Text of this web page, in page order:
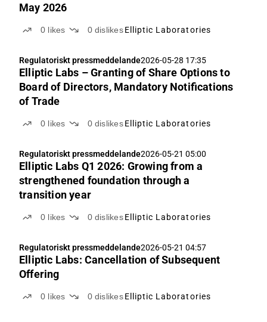
May 2026
0 likes 0 dislikes Elliptic Laboratories
Regulatoriskt pressmeddelande2026-05-28 17:35
Elliptic Labs – Granting of Share Options to
Board of Directors, Mandatory Notifications
of Trade
0 likes 0 dislikes Elliptic Laboratories
Regulatoriskt pressmeddelande2026-05-21 05:00
Elliptic Labs Q1 2026: Growing from a
strengthened foundation through a
transition year
0 likes 0 dislikes Elliptic Laboratories
Regulatoriskt pressmeddelande2026-05-21 04:57
Elliptic Labs: Cancellation of Subsequent
Offering
0 likes 0 dislikes Elliptic Laboratories